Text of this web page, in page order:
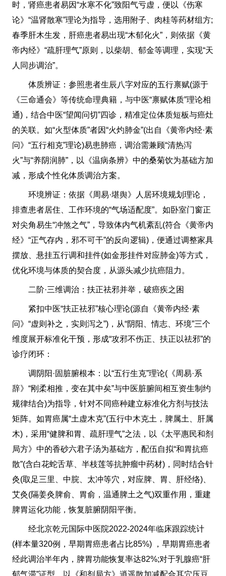
时，肾癌患者易因“水寒不化”致阳气亏虚，便以《伤寒
论》“温肾散寒”理论为指导，选用附子、肉桂等药材组方;
春季肝木生发，肝癌患者易出现“木郁化火”，则依据《黄
帝内经》“疏肝理气”原则，以柴胡、郁金等调理，实现“天
人同步调治”。
体质辨证：参照患者生辰八字对应的五行禀赋(源于
《三命通会》等传统命理典籍，与中医“禀赋体质”理论相
通)，结合中医“望闻问切”四诊，精准定位体质短板与癌灶
的关联。如“火型体质”者因“火灼肺金”(出自《黄帝内经·素
问》“五行相克”理论)易患肺癌，调治需兼顾“清热泻
火”与“养阴润肺”，以《温病条辨》中的桑菊饮为基础方加
减，形成个性化体质调治方案。
环境辨证：依据《周易·堪舆》人居环境规划理论，
排查患者居住、工作环境的“气场适配度”。如卧室门窗正
对尖角易生“冲煞之气”，导致体内气机紊乱(符合《黄帝内
经》“正气存内，邪不可干”的反向逻辑)，便通过调整家具
摆放、悬挂五行调和挂件(如金形挂件对应肺金)等方式，
优化环境与体质的契合度，从源头减少抗癌阻力。
二阶·三维调治：扶正祛邪并举，破癌疾之困
紧扣中医“扶正祛邪”核心理论(源自《黄帝内经·素
问》“虚则补之，实则泻之”)，从“阴阳、情志、环境”三个
维度展开标准化干预，形成“攻邪不伤正、扶正以祛邪”的
诊疗闭环：
调阴阳·固脏腑根本：以“五行生克”理论(《周易·系
辞》“刚柔相推，变在其中矣”与中医脏腑间相互资生制约
规律结合)为指导，针对不同癌种建立标准化方剂与技法
矩阵。如胃癌属“土虚木克”(五行中木克土，脾属土、肝属
木)，采用“健脾和胃、疏肝理气”之法，以《太平惠民和剂
局方》中的香砂六君子汤为基础方，配伍自拟“和胃抗癌
散”(含白花蛇舌草、半枝莲等抗肿瘤中药材)，同时结合针
灸(取足三里、中脘、太冲等穴，对应脾、胃、肝经络)、
艾灸(隔姜灸脾俞、胃俞，温通脾土之气)双重作用，重建
脾胃运化功能，恢复脏腑阴阳平衡。
经北京乾元国际中医院2022-2024年临床跟踪统计
(样本量320例，早期胃癌患者占比85%) ，早期胃癌患者
经此调治半年内，脾胃功能恢复率达82%;对于乳腺癌“肝
郁气滞”证型，以《和剂局方》逍遥散加减配合耳穴压豆